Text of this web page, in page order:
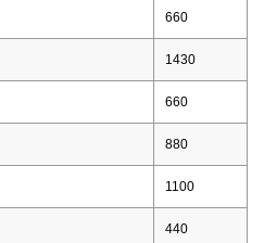
660
1430
660
880
1100
440